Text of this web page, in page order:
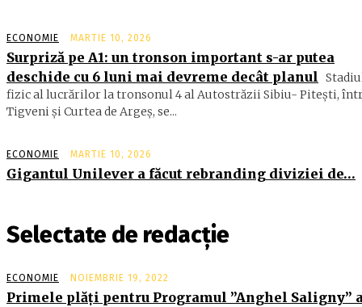
ECONOMIE MARTIE 10, 2026
Surpriză pe A1: un tronson important s-ar putea
deschide cu 6 luni mai devreme decât planul
fizic al lucrărilor la tronsonul 4 al Autostrăzii Sibiu- Piteşti,
Tigveni şi Curtea de Argeş, se...
ECONOMIE MARTIE 10, 2026
Gigantul Unilever a făcut rebranding diviziei de…
Selectate de redacție
ECONOMIE NOIEMBRIE 19, 2022
Primele plăţi pentru Programul ”Anghel Saligny”